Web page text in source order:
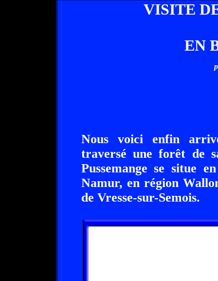
VISITE
EN
Nous voici enfin
traversé une forêt de
Pussemange se situe
Namur, en région
de Vresse-sur-Semois.